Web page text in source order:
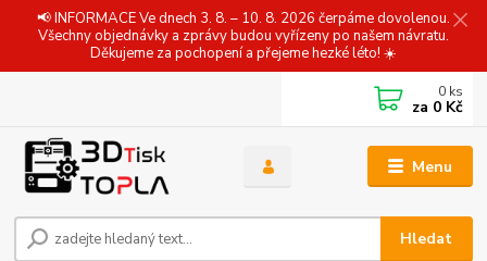
📢 INFORMACE Ve dnech 3. 8. – 10. 8. 2026 čerpáme dovolenou.
Všechny objednávky a zprávy budou vyřízeny po našem návratu.
Děkujeme za pochopení a přejeme hezké léto! ☀️
Menu
Hledat
0 ks
za 0 Kč